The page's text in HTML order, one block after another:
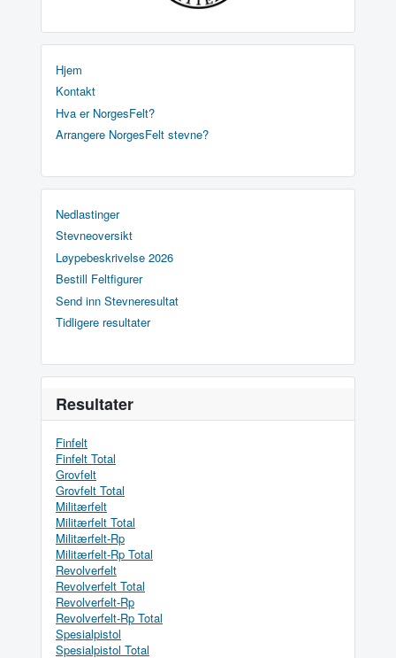
Hjem
Kontakt
Hva er NorgesFelt?
Arrangere NorgesFelt stevne?
Nedlastinger
Stevneoversikt
Løypebeskrivelse 2026
Bestill Feltfigurer
Send inn Stevneresultat
Tidligere resultater
Resultater
Finfelt
Finfelt Total
Grovfelt
Grovfelt Total
Militærfelt
Militærfelt Total
Militærfelt-Rp
Militærfelt-Rp Total
Revolverfelt
Revolverfelt Total
Revolverfelt-Rp
Revolverfelt-Rp Total
Spesialpistol
Spesialpistol Total